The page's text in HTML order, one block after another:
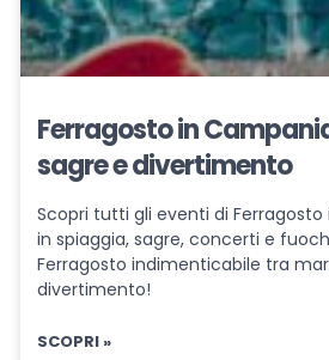
Ferragosto in
sagre e divertimento
Scopri tutti gli eventi di
in spiaggia, sagre, concerti e
Ferragosto indimenticabile tra
divertimento!
SCOPRI »